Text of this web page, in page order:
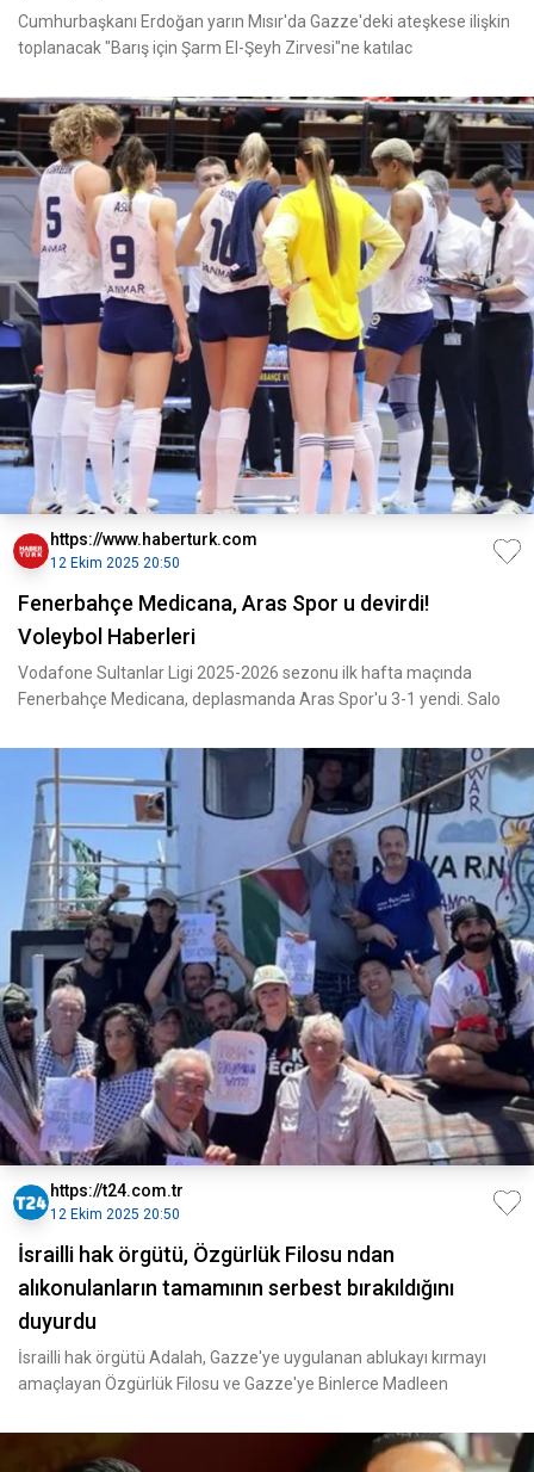
Cumhurbaşkanı Erdoğan yarın Mısır'da Gazze'deki ateşkese ilişkin
toplanacak "Barış için Şarm El-Şeyh Zirvesi"ne katılac
https://www.haberturk.com
12 Ekim 2025 20:50
Fenerbahçe Medicana, Aras Spor u devirdi!
Voleybol Haberleri
Vodafone Sultanlar Ligi 2025-2026 sezonu ilk hafta maçında
Fenerbahçe Medicana, deplasmanda Aras Spor'u 3-1 yendi. Salo
https://t24.com.tr
12 Ekim 2025 20:50
İsrailli hak örgütü, Özgürlük Filosu ndan
alıkonulanların tamamının serbest bırakıldığını
duyurdu
İsrailli hak örgütü Adalah, Gazze'ye uygulanan ablukayı kırmayı
amaçlayan Özgürlük Filosu ve Gazze'ye Binlerce Madleen